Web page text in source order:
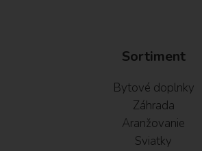
Sortiment
Bytové doplnky
Záhrada
Aranžovanie
Sviatky